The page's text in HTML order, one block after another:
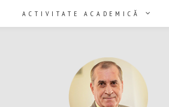
ACTIVITATE ACADEMICĂ